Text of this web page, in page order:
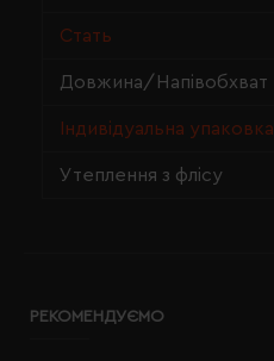
Стать
Довжина/Напівобхват
Індивідуальна упаковка
Утеплення з флісу
РЕКОМЕНДУЄМО